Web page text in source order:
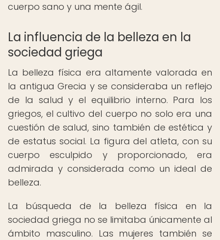
cuerpo sano y una mente ágil.
La influencia de la belleza en la
sociedad griega
La belleza física era altamente valorada en
la antigua Grecia y se consideraba un reflejo
de la salud y el equilibrio interno. Para los
griegos, el cultivo del cuerpo no solo era una
cuestión de salud, sino también de estética y
de estatus social. La figura del atleta, con su
cuerpo esculpido y proporcionado, era
admirada y considerada como un ideal de
belleza.
La búsqueda de la belleza física en la
sociedad griega no se limitaba únicamente al
ámbito masculino. Las mujeres también se